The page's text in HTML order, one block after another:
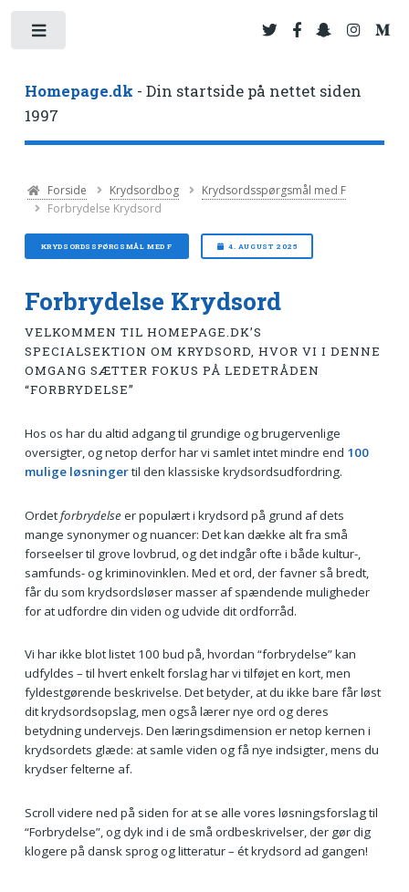
Homepage.dk - Din startside på nettet siden
1997
Forside Krydsordbog
Krydsordsspørgsmål med F
Forbrydelse Krydsord
KRYDSORDSSPØRGSMÅL MED F 4. AUGUST 2025
Forbrydelse Krydsord
VELKOMMEN TIL HOMEPAGE.DK’S
SPECIALSEKTION OM KRYDSORD, HVOR VI I DENNE
OMGANG SÆTTER FOKUS PÅ LEDETRÅDEN
“FORBRYDELSE”
Hos os har du altid adgang til grundige og brugervenlige
oversigter, og netop derfor har vi samlet intet mindre end 100
mulige løsningertil den klassiske krydsordsudfordring.
Ordetforbrydelseer populært i krydsord på grund af dets
mange synonymer og nuancer: Det kan dække alt fra små
forseelser til grove lovbrud, og det indgår ofte i både kultur-,
samfunds- og kriminovinklen. Med et ord, der favner så bredt,
får du som krydsordsløser masser af spændende muligheder
for at udfordre din viden og udvide dit ordforråd.
Vi har ikke blot listet 100 bud på, hvordan “forbrydelse” kan
udfyldes – til hvert enkelt forslag har vi tilføjet en kort, men
fyldestgørende beskrivelse. Det betyder, at du ikke bare får løst
dit krydsordsopslag, men også lærer nye ord og deres
betydning undervejs. Den læringsdimension er netop kernen i
krydsordets glæde: at samle viden og få nye indsigter, mens du
krydser felterne af.
Scroll videre ned på siden for at se alle vores løsningsforslag til
“Forbrydelse”, og dyk ind i de små ordbeskrivelser, der gør dig
klogere på dansk sprog og litteratur – ét krydsord ad gangen!